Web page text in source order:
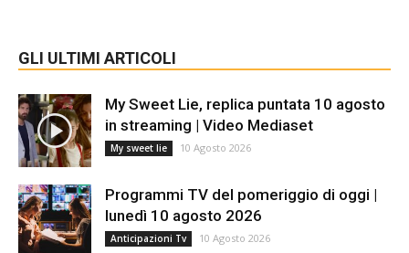
GLI ULTIMI ARTICOLI
My Sweet Lie, replica puntata 10 agosto
in streaming | Video Mediaset
My sweet lie 10 Agosto 2026
Programmi TV del pomeriggio di oggi |
lunedì 10 agosto 2026
Anticipazioni Tv 10 Agosto 2026